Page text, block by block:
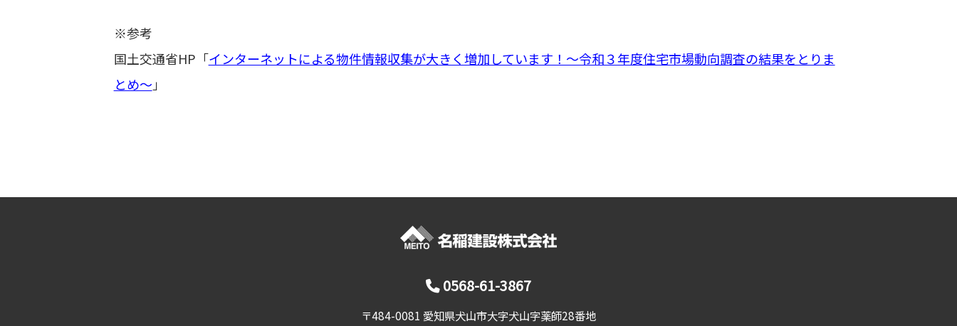
※参考
国土交通省HP「インターネットによる物件情報収集が大きく増加しています！～令和３年度住宅市場動向調査の結果をとりま
とめ～ 」
0568-61-3867
〒484-0081 愛知県犬山市大字犬山字薬師28番地